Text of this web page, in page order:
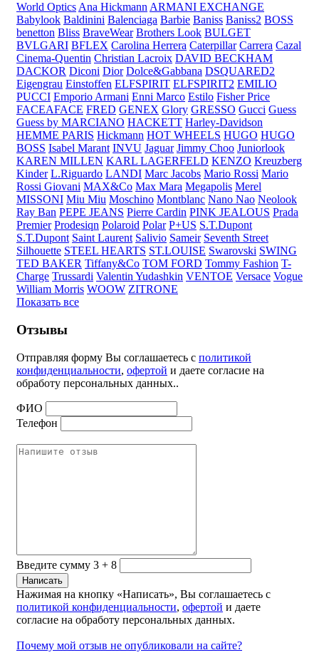
World Optics Ana Hickmann ARMANI EXCHANGE
Babylook Baldinini Balenciaga Barbie Baniss Baniss2 BOSS
benetton Bliss BraveWear Brothers Look BULGET
BVLGARI BFLEX Carolina Herrera Caterpillar Carrera Cazal
Cinema-Quentin Christian Lacroix DAVID BECKHAM
DACKOR Diconi Dior Dolce&Gabbana DSQUARED2
Eigengrau Einstoffen ELFSPIRIT ELFSPIRIT2 EMILIO
PUCCI Emporio Armani Enni Marco Estilo Fisher Price
FACEAFACE FRED GENEX Glory GRESSO Gucci Guess
Guess by MARCIANO HACKETT Harley-Davidson
HEMME PARIS Hickmann HOT WHEELS HUGO HUGO
BOSS Isabel Marant INVU Jaguar Jimmy Choo Juniorlook
KAREN MILLEN KARL LAGERFELD KENZO Kreuzberg
Kinder L.Riguardo LANDI Marc Jacobs Mario Rossi Mario
Rossi Giovani MAX&Co Max Mara Megapolis Merel
MISSONI Miu Miu Moschino Montblanc Nano Nao Neolook
Ray Ban PEPE JEANS Pierre Cardin PINK JEALOUS Prada
Premier Prodesiqn Polaroid Polar P+US S.T.Dupont
S.T.Dupont Saint Laurent Salivio Sameir Seventh Street
Silhouette STEEL HEARTS ST.LOUISE Swarovski SWING
TED BAKER Tiffany&Co TOM FORD Tommy Fashion T-
Charge Trussardi Valentin Yudashkin VENTOE Versace Vogue
William Morris WOOW ZITRONE
Показать все
Отзывы
Отправляя форму Вы соглашаетесь с политикой
конфиденциальности, офертой и даете согласие на
обработу персональных данных..
ФИО
Телефон
Введите сумму 3 + 8
Нажимая на кнопку «Написать», Вы соглашаетесь с
политикой конфиденциальности, офертой и даете
согласие на обработу персональных данных.
Почему мой отзыв не опубликовали на сайте?